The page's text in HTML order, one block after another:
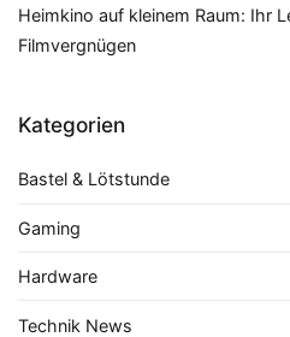
Heimkino auf kleinem Raum: Ihr
Filmvergnügen
Kategorien
Bastel & Lötstunde
Gaming
Hardware
Technik News